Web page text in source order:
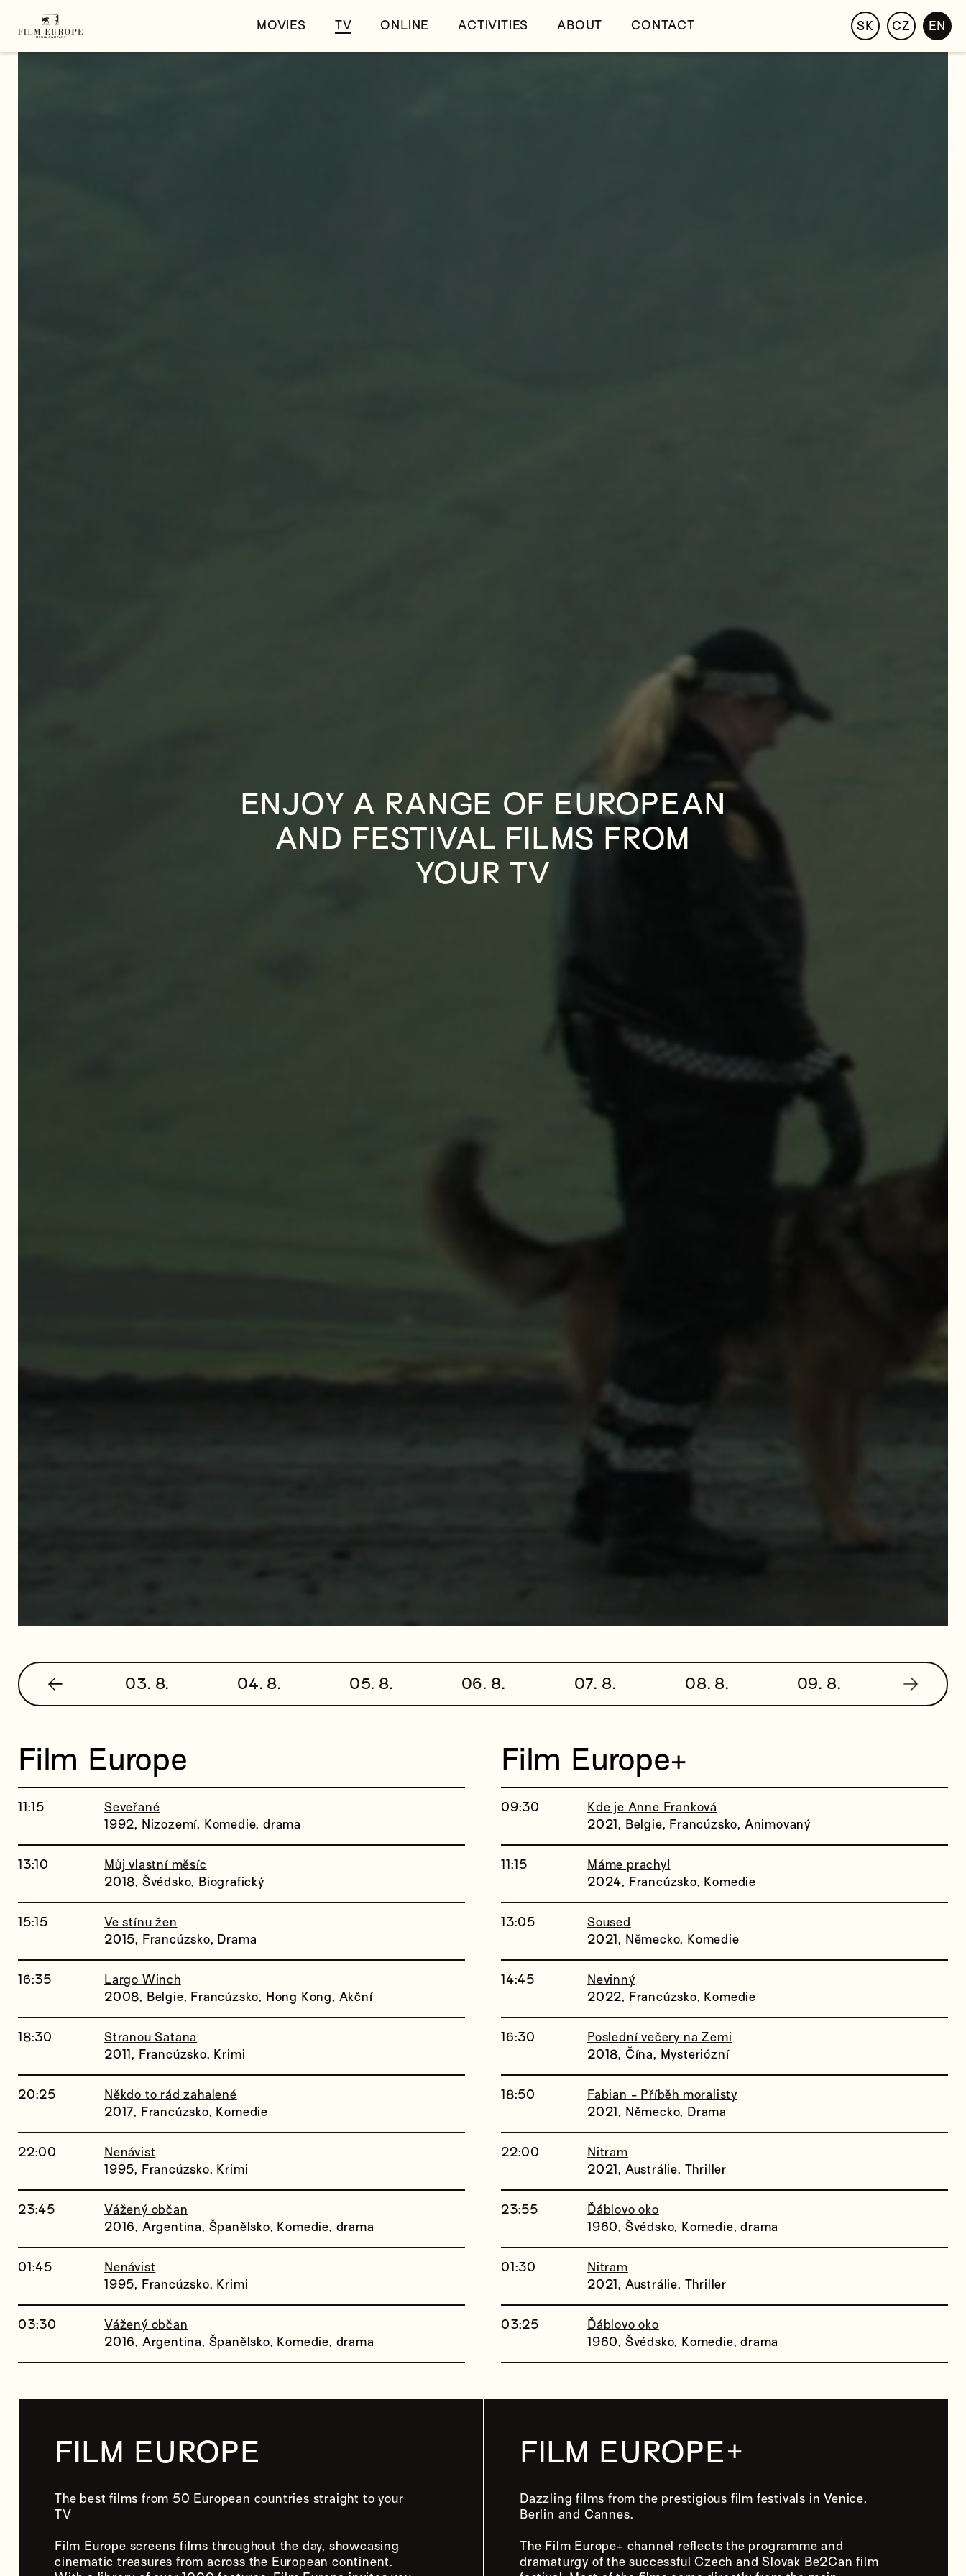
MOVIES TV ONLINE ACTIVITIES ABOUT CONTACT SK CZ EN
ENJOY A RANGE OF EUROPEAN
AND FESTIVAL FILMS FROM
YOUR TV
03. 8. 04. 8. 05. 8. 06. 8. 07. 8. 08. 8. 09. 8.
Film Europe
11:15
Seveřané
1992, Nizozemí, Komedie, drama
13:10
Můj vlastní měsíc
2018, Švédsko, Biografický
15:15
Ve stínu žen
2015, Francúzsko, Drama
16:35
Largo Winch
2008, Belgie, Francúzsko, Hong Kong, Akční
18:30
Stranou Satana
2011, Francúzsko, Krimi
20:25
Někdo to rád zahalené
2017, Francúzsko, Komedie
22:00
Nenávist
1995, Francúzsko, Krimi
23:45
Vážený občan
2016, Argentina, Španělsko, Komedie, drama
01:45
Nenávist
1995, Francúzsko, Krimi
03:30
Vážený občan
2016, Argentina, Španělsko, Komedie, drama
Film Europe+
09:30
Kde je Anne Franková
2021, Belgie, Francúzsko, Animovaný
11:15
Máme prachy!
2024, Francúzsko, Komedie
13:05
Soused
2021, Německo, Komedie
14:45
Nevinný
2022, Francúzsko, Komedie
16:30
Poslední večery na Zemi
2018, Čína, Mysteriózní
18:50
Fabian - Příběh moralisty
2021, Německo, Drama
22:00
Nitram
2021, Austrálie, Thriller
23:55
Ďáblovo oko
1960, Švédsko, Komedie, drama
01:30
Nitram
2021, Austrálie, Thriller
03:25
Ďáblovo oko
1960, Švédsko, Komedie, drama
FILM EUROPE
The best films from 50 European countries straight to your
TV
Film Europe screens films throughout the day, showcasing
cinematic treasures from across the European continent.
FILM EUROPE+
Dazzling films from the prestigious film festivals in Venice,
Berlin and Cannes.
The Film Europe+ channel reflects the programme and
dramaturgy of the successful Czech and Slovak Be2Can film